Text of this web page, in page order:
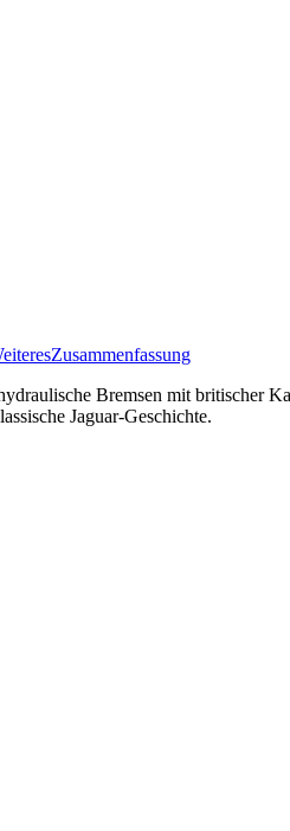
Zusammenfassung
Bremsen mit britischer
Jaguar-Geschichte.